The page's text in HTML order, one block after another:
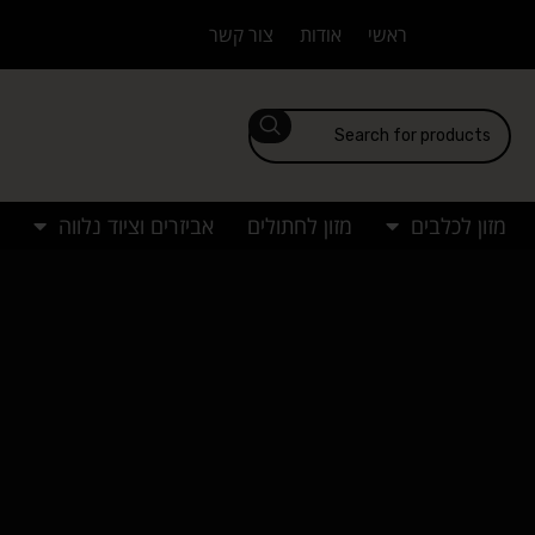
ראשי אודות צור קשר
מזון לכלבים מזון לחתולים אביזרים וציוד נלווה